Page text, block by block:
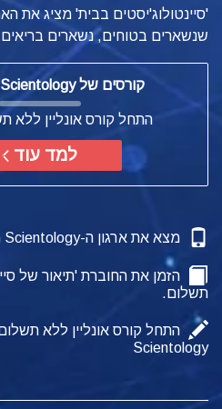
'סיינטולוג'יסטים בבית' מציג את
שנשארים בטוחים, נשארים
קורסים של Scientology באינטרנט
התחל קורס אונליין ללא
למד עוד
מצא את ארגון ה-Scientology הקרוב אליך
הזמן את החוברת 'תיאור של
תשלום.
התחל קורס אונליין ללא
Scientology